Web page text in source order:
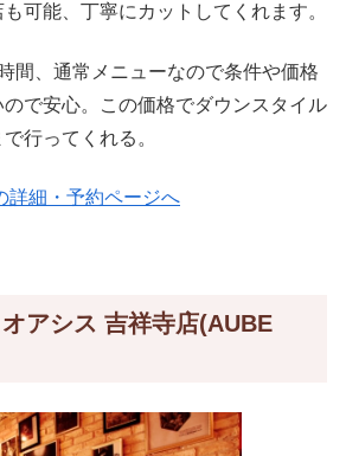
可能、丁寧にカットしてくれます。
間、通常メニューなので条件や価格
で安心。この価格でダウンスタイル
行ってくれる。
詳細・予約ページへ
アシス 吉祥寺店(AUBE